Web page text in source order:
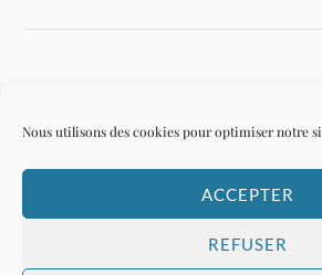
Nous utilisons des cookies pour optimiser notre
ACCEPTER
REFUSER
Connexion